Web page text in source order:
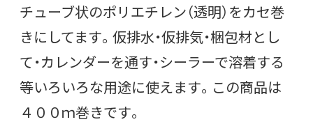
チューブ状のポリエチレン（透明）をカセ巻
きにしてます。仮排水・仮排気・梱包材とし
て・カレンダーを通す・シーラーで溶着する
等いろいろな用途に使えます。この商品は
４００ｍ巻きです。